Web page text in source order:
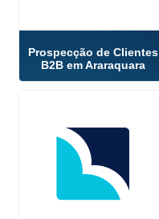
Prospecção de Clientes
B2B em Araraquara